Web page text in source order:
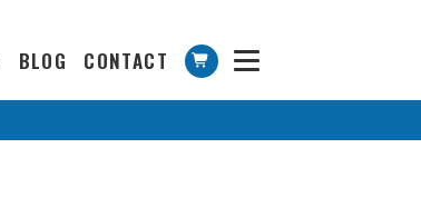
BLOG CONTACT